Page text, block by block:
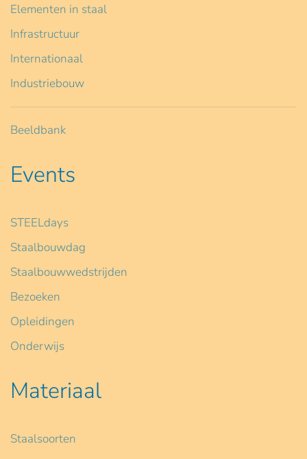
Elementen in staal
Infrastructuur
Internationaal
Industriebouw
Beeldbank
Events
STEELdays
Staalbouwdag
Staalbouwwedstrijden
Bezoeken
Opleidingen
Onderwijs
Materiaal
Staalsoorten